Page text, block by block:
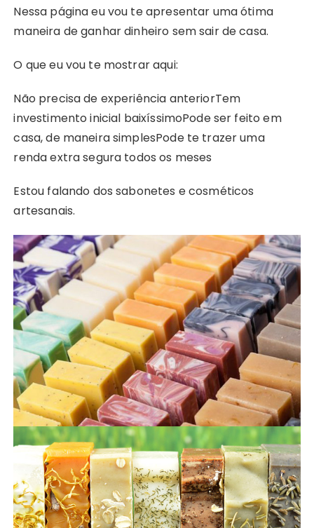
Nessa página eu vou te apresentar uma ótima
maneira de ganhar dinheiro sem sair de casa.
O que eu vou te mostrar aqui:
Não precisa de experiência anteriorTem
investimento inicial baixíssimoPode ser feito em
casa, de maneira simplesPode te trazer uma
renda extra segura todos os meses
Estou falando dos sabonetes e cosméticos
artesanais.